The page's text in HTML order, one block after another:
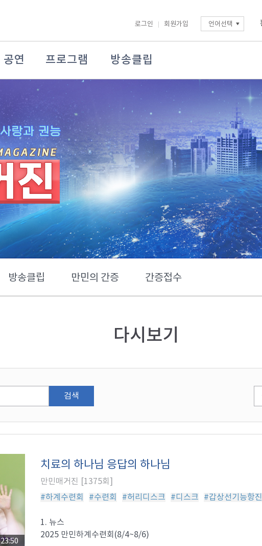
로그인 회원가입 언어선택
공연 프로그램 방송클립
방송클립 만민의 간증 간증접수
다시보기
검색
23:50
치료의 하나님 응답의 하나님
만민매거진 [1375회]
#하계수련회
#수련회 #허리디스크 #디스크 #갑상선기능항
1. 뉴스
2025 만민하계수련회(8/4~8/6)